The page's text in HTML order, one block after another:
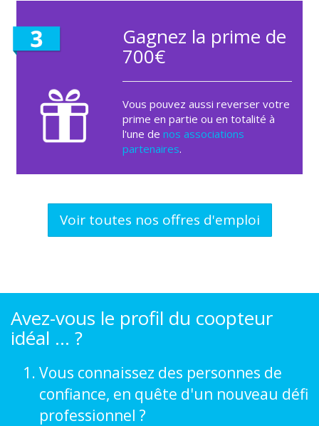
Gagnez la prime de
700€
Vous pouvez aussi reverser votre
prime en partie ou en totalité à
l'une de nos associations
partenaires.
Voir toutes nos offres d'emploi
Avez-vous le profil du coopteur
idéal ... ?
Vous connaissez des personnes de
confiance, en quête d'un nouveau défi
professionnel ?